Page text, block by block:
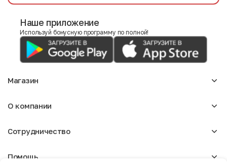
Наше приложение
Используй бонусную программу по полной!
Магазин
Для девочек
Мужское
О компании
Отзывы
Сотрудничество
Арендодателям
Помощь